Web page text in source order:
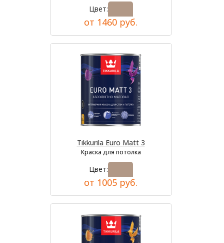
Цвет:
от 1460 руб.
Tikkurila Euro Matt 3
Краска для потолка
Цвет:
от 1005 руб.